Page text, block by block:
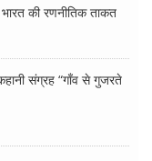
भारत की रणनीतिक ताकत
संग्रह “गाँव से गुजरते